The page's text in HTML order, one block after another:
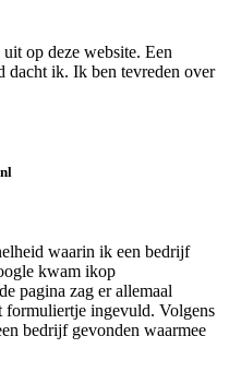
op deze website. Een
dacht ik. Ik ben tevreden over
waarin ik een bedrijf
kwam ikop
pagina zag er allemaal
formuliertje ingevuld. Volgens
bedrijf gevonden waarmee